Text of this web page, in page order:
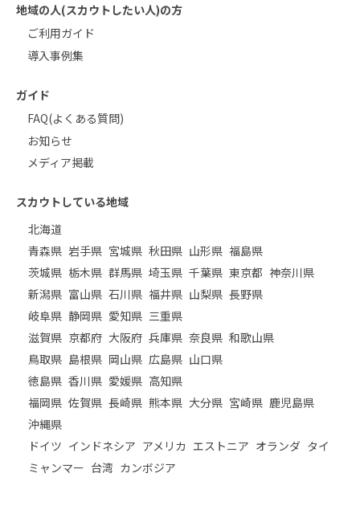
地域の人(スカウトしたい人)の方
ご利用ガイド
導入事例集
ガイド
FAQ(よくある質問)
お知らせ
メディア掲載
スカウトしている地域
北海道
青森県 岩手県 宮城県 秋田県 山形県 福島県
茨城県 栃木県 群馬県 埼玉県 千葉県 東京都 神奈川県
新潟県 富山県 石川県 福井県 山梨県 長野県
岐阜県 静岡県 愛知県 三重県
滋賀県 京都府 大阪府 兵庫県 奈良県 和歌山県
鳥取県 島根県 岡山県 広島県 山口県
徳島県 香川県 愛媛県 高知県
福岡県 佐賀県 長崎県 熊本県 大分県 宮崎県 鹿児島県
沖縄県
ドイツ インドネシア アメリカ エストニア オランダ タイ
ミャンマー 台湾 カンボジア